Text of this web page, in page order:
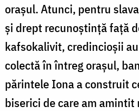
orașul. Atunci, pentru
și drept recunoștință față
kafsokalivit, credincioșii
colectă în întreg orașul,
părintele Iona a construit
biserici de care am amintit